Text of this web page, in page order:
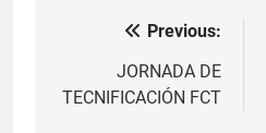
Navegación
Previous:
JORNADA DE
TECNIFICACIÓN FCT